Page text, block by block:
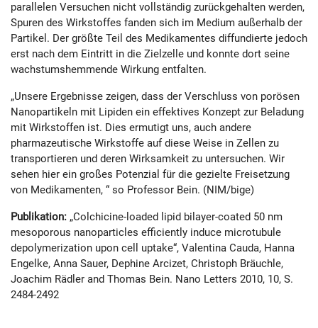
parallelen Versuchen nicht vollständig zurückgehalten werden,
Spuren des Wirkstoffes fanden sich im Medium außerhalb der
Partikel. Der größte Teil des Medikamentes diffundierte jedoch
erst nach dem Eintritt in die Zielzelle und konnte dort seine
wachstumshemmende Wirkung entfalten.
„Unsere Ergebnisse zeigen, dass der Verschluss von porösen
Nanopartikeln mit Lipiden ein effektives Konzept zur Beladung
mit Wirkstoffen ist. Dies ermutigt uns, auch andere
pharmazeutische Wirkstoffe auf diese Weise in Zellen zu
transportieren und deren Wirksamkeit zu untersuchen. Wir
sehen hier ein großes Potenzial für die gezielte Freisetzung
von Medikamenten, “ so Professor Bein. (NIM/bige)
Publikation: „Colchicine-loaded lipid bilayer-coated 50 nm
mesoporous nanoparticles efficiently induce microtubule
depolymerization upon cell uptake“, Valentina Cauda, Hanna
Engelke, Anna Sauer, Dephine Arcizet, Christoph Bräuchle,
Joachim Rädler and Thomas Bein. Nano Letters 2010, 10, S.
2484-2492